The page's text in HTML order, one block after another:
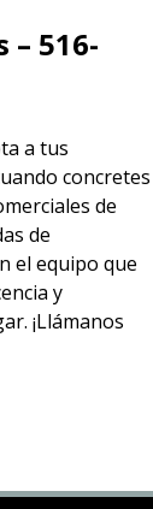
516-
a tus
concretes
de
de
el equipo que
y
¡Llámanos